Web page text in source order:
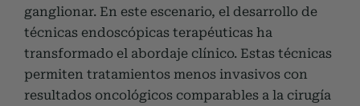
ganglionar. En este escenario, el desarrollo de
técnicas endoscópicas terapéuticas ha
transformado el abordaje clínico. Estas técnicas
permiten tratamientos menos invasivos con
resultados oncológicos comparables a la cirugía